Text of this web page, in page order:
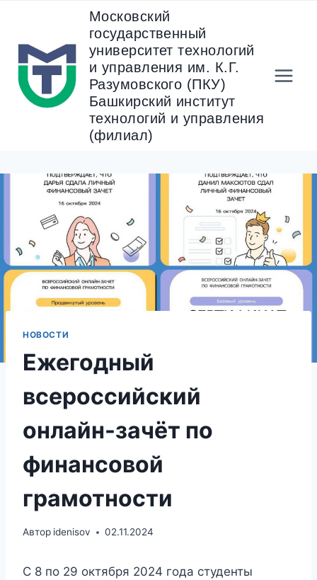
содержанию
Московский
государственный
университет технологий
и управления им. К.Г.
Разумовского (ПКУ)
Башкирский институт
технологий и управления
(филиал)
НОВОСТИ
Ежегодный
всероссийский
онлайн-зачёт по
финансовой
грамотности
Автор idenisov 02.11.2024
С 8 по 29 октября 2024 года студенты